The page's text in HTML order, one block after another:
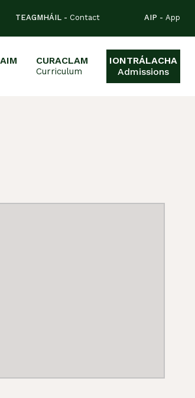
TEAGMHÁIL - Contact AIP - App
CURACLAM
Curriculum
IONTRÁLACHA
Admissions